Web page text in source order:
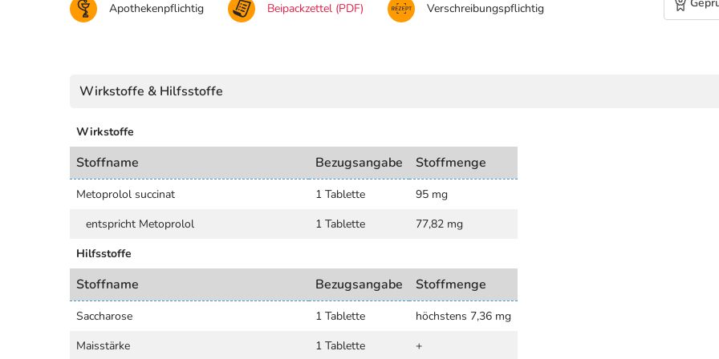
Apothekenpflichtig Beipackzettel (PDF) Verschreibungspflichtig
Wirkstoffe & Hilfsstoffe
Wirkstoffe
Stoffname Bezugsangabe Stoffmenge
Metoprolol succinat 1 Tablette
95 mg
entspricht Metoprolol
1 Tablette
77,82 mg
Hilfsstoffe
Stoffname Bezugsangabe Stoffmenge
Saccharose 1 Tablette
höchstens 7,36 mg
Maisstärke
1 Tablette
+